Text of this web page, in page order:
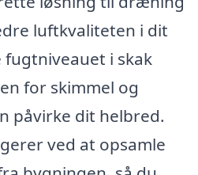
luftkvaliteten i dit
fugtniveauet i skak
for skimmel og
påvirke dit helbred.
ved at opsamle